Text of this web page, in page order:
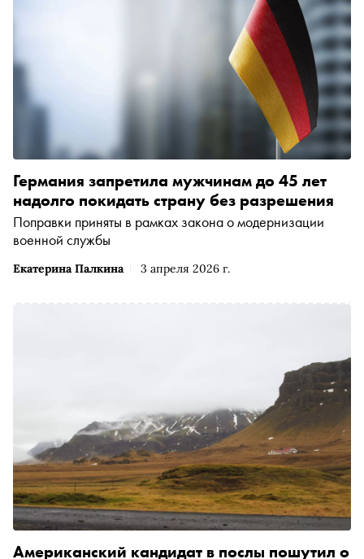
Екатерина Палкина 3 апреля 2026 г.
Германия запретила мужчинам до 45 лет
надолго покидать страну без разрешения
Поправки приняты в рамках закона о модернизации
военной службы
Американский кандидат в послы пошутил о